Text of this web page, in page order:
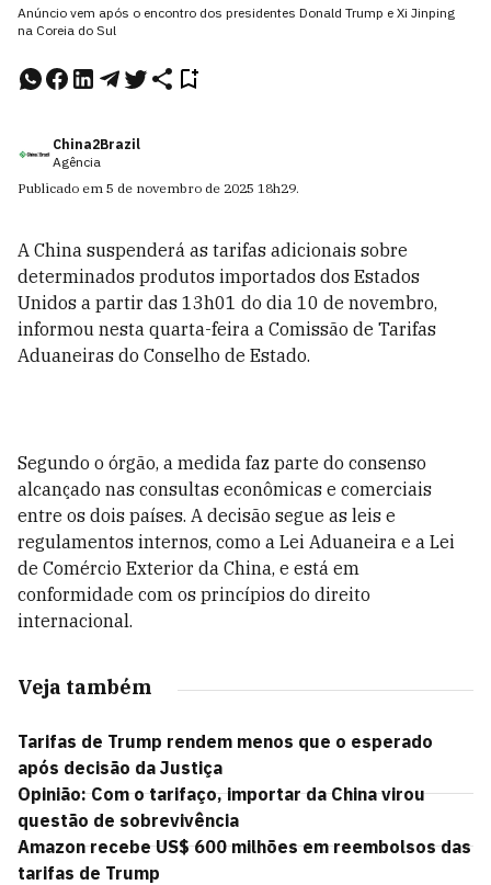
Anúncio vem após o encontro dos presidentes Donald Trump e Xi Jinping
na Coreia do Sul
China2Brazil
Agência
Publicado em 5 de novembro de 2025 18h29.
A China suspenderá as tarifas adicionais sobre
determinados produtos importados dos Estados
Unidos a partir das 13h01 do dia 10 de novembro,
informou nesta quarta-feira a Comissão de Tarifas
Aduaneiras do Conselho de Estado.
Segundo o órgão, a medida faz parte do consenso
alcançado nas consultas econômicas e comerciais
entre os dois países. A decisão segue as leis e
regulamentos internos, como a Lei Aduaneira e a Lei
de Comércio Exterior da China, e está em
conformidade com os princípios do direito
internacional.
Veja também
Tarifas de Trump rendem menos que o esperado
após decisão da Justiça
Opinião: Com o tarifaço, importar da China virou
questão de sobrevivência
Amazon recebe US$ 600 milhões em reembolsos das
tarifas de Trump